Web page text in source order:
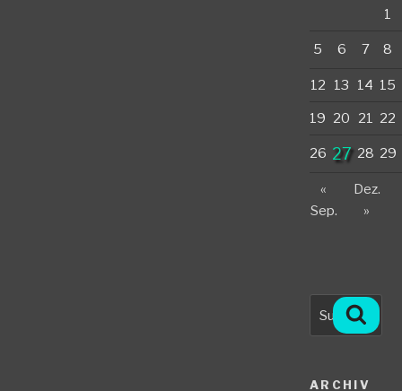
1
5 6 7 8
12 13 14 15
19 20 21 22
26 27 28 29
«
Sep.
Dez.
»
Suche
nach:
ARCHIV